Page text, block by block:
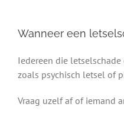
Wanneer een
Iedereen die
zoals psychisch letsel of
Vraag uzelf af of iemand